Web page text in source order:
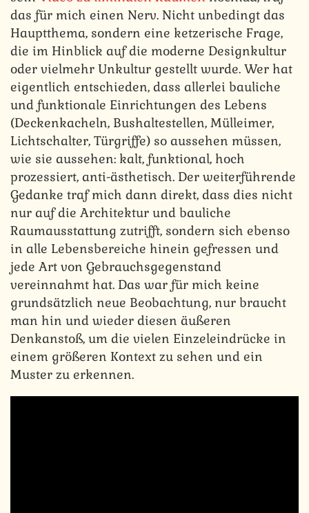
das für mich einen Nerv. Nicht unbedingt das
Hauptthema, sondern eine ketzerische Frage,
die im Hinblick auf die moderne Designkultur
oder vielmehr Unkultur gestellt wurde. Wer hat
eigentlich entschieden, dass allerlei bauliche
und funktionale Einrichtungen des Lebens
(Deckenkacheln, Bushaltestellen, Mülleimer,
Lichtschalter, Türgriffe) so aussehen müssen,
wie sie aussehen: kalt, funktional, hoch
prozessiert, anti-ästhetisch. Der weiterführende
Gedanke traf mich dann direkt, dass dies nicht
nur auf die Architektur und bauliche
Raumausstattung zutrifft, sondern sich ebenso
in alle Lebensbereiche hinein gefressen und
jede Art von Gebrauchsgegenstand
vereinnahmt hat. Das war für mich keine
grundsätzlich neue Beobachtung, nur braucht
man hin und wieder diesen äußeren
Denkanstoß, um die vielen Einzeleindrücke in
einem größeren Kontext zu sehen und ein
Muster zu erkennen.